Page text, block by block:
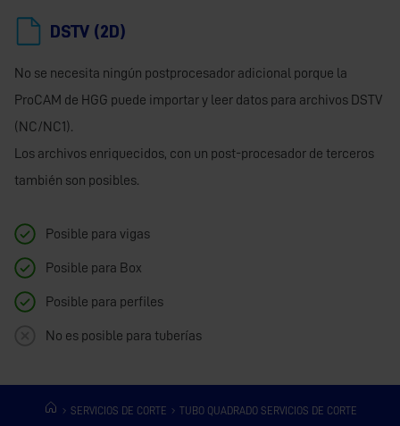
DSTV (2D)
No se necesita ningún postprocesador adicional porque la
ProCAM de HGG puede importar y leer datos para archivos DSTV
(NC/NC1).
Los archivos enriquecidos, con un post-procesador de terceros
también son posibles.
Posible para vigas
Posible para Box
Posible para perfiles
No es posible para tuberías
SERVICIOS DE CORTE TUBO QUADRADO SERVICIOS DE CORTE